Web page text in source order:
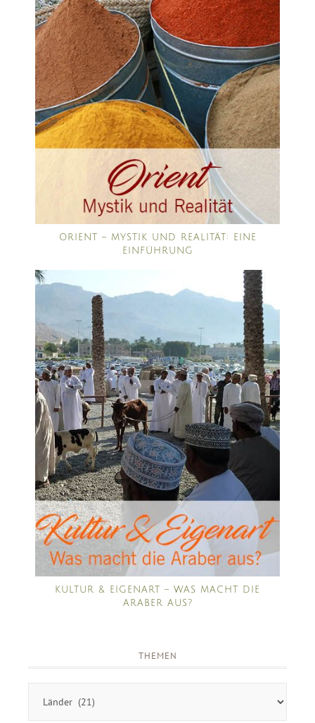
ORIENT – MYSTIK UND REALITÄT: EINE
EINFÜHRUNG
KULTUR & EIGENART – WAS MACHT DIE
ARABER AUS?
THEMEN